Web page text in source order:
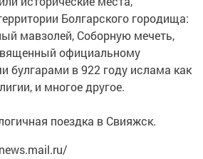
Болгарского городища:
мавзолей, Соборную мечеть,
официальному
булгарами в 922 году ислама как
и многое другое.
поездка в Свияжск.